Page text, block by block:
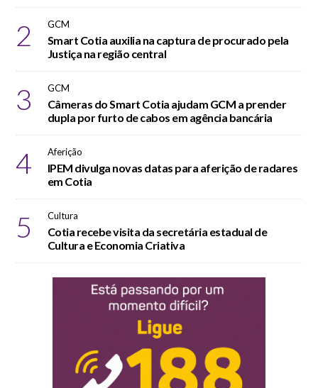
2 GCM
Smart Cotia auxilia na captura de procurado pela
Justiça na região central
3 GCM
Câmeras do Smart Cotia ajudam GCM a prender
dupla por furto de cabos em agência bancária
4 Aferição
IPEM divulga novas datas para aferição de radares
em Cotia
5 Cultura
Cotia recebe visita da secretária estadual de
Cultura e Economia Criativa